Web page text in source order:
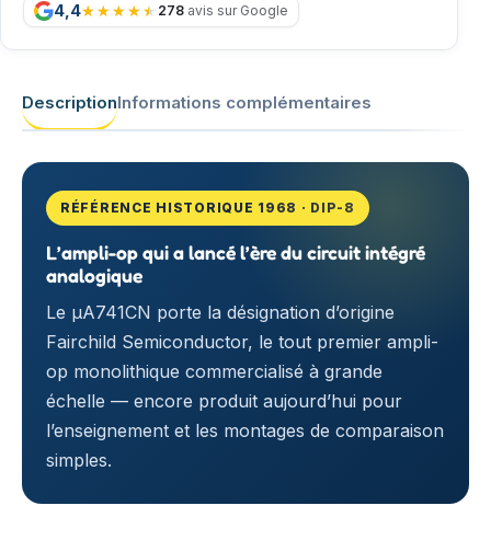
4,4 278 avis sur Google
DescriptionInformations complémentaires
RÉFÉRENCE HISTORIQUE 1968 · DIP-8
L’ampli-op qui a lancé l’ère du circuit intégré
analogique
Le µA741CN porte la désignation d’origine
Fairchild Semiconductor, le tout premier ampli-
op monolithique commercialisé à grande
échelle — encore produit aujourd’hui pour
l’enseignement et les montages de comparaison
simples.